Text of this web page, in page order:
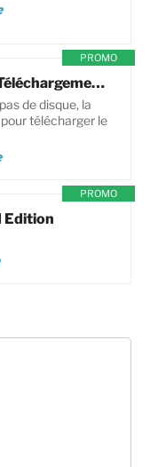
PROMO
FIFA 20 - Code de Téléchargement pour PC
de disque, la
télécharger le
PROMO
Edition